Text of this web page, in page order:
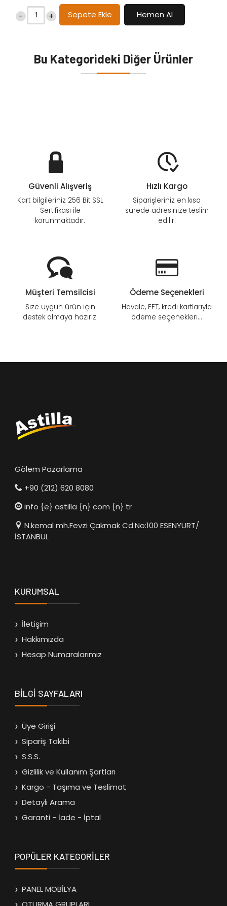
- + Sepete Ekle Hemen Al
Bu Kategorideki Diğer Ürünler
Güvenli Alışveriş
Kart bilgileriniz 256 Bit SSL
Sertifikası ile
korunmaktadır.
Hızlı Kargo
Siparişleriniz en kısa
sürede adresinize teslim
edilir.
Müşteri Temsilcisi
Size uygun ürün için
destek olmaya hazırız.
Ödeme Seçenekleri
Havale, EFT, kredi kartlarıyla
ödeme seçenekleri...
Gölem Pazarlama
+90 (212) 620 8080
info {e} astilla {n} com {n} tr
N.kemal mh.Fevzi Çakmak Cd.No:100 ESENYURT/
İSTANBUL
KURUMSAL
İletişim
Hakkımızda
Hesap Numaralarımız
BİLGİ SAYFALARI
Üye Girişi
Sipariş Takibi
S.S.S.
Gizlilik ve Kullanım Şartları
Kargo - Taşıma ve Teslimat
Detaylı Arama
Garanti - İade - İptal
POPÜLER KATEGORİLER
PANEL MOBİLYA